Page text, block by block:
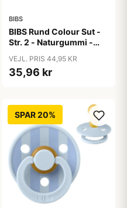
BIBS
BIBS Rund Colour Sut -
Str. 2 - Naturgummi -
VEJL. PRIS 44,95 KR
35,96 kr
SPAR 20%